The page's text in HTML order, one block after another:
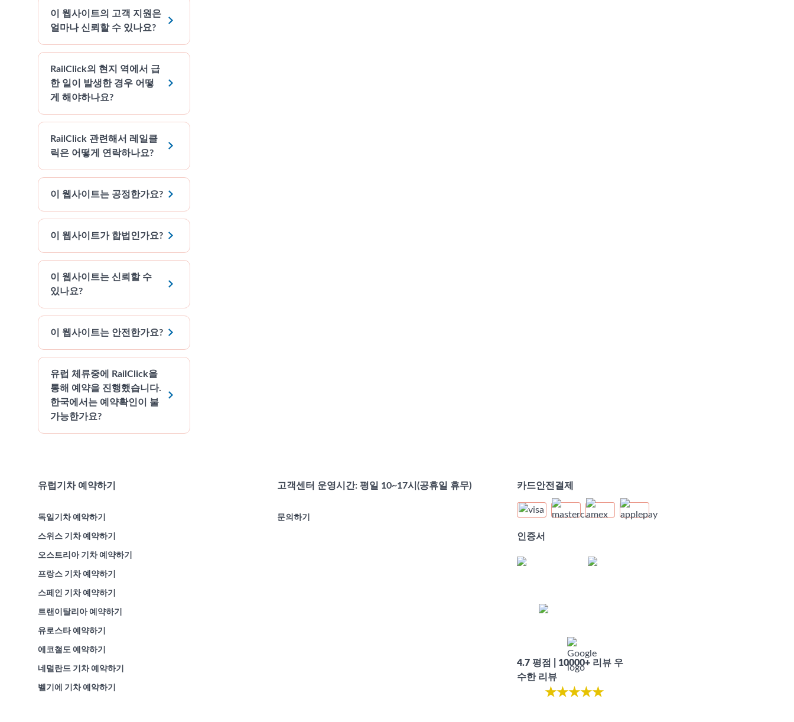
이 웹사이트의 고객 지원은
얼마나 신뢰할 수 있나요?

RailClick의 현지 역에서 급
한 일이 발생한 경우 어떻
게 해야하나요?

RailClick 관련해서 레일클
릭은 어떻게 연락하나요?

이 웹사이트는 공정한가요? 
이 웹사이트가 합법인가요? 
이 웹사이트는 신뢰할 수
있나요?

이 웹사이트는 안전한가요? 
유럽 체류중에 RailClick을
통해 예약을 진행했습니다.
한국에서는 예약확인이 불
가능한가요?

유럽기차 예약하기
독일기차 예약하기
스위스 기차 예약하기
오스트리아 기차 예약하기
프랑스 기차 예약하기
스페인 기차 예약하기
트랜이탈리아 예약하기
유로스타 예약하기
에코철도 예약하기
네덜란드 기차 예약하기
벨기에 기차 예약하기
고객센터 운영시간: 평일 10~17시(공휴일 휴무)
문의하기
카드안전결제
인증서
4.7 평점 | 10000+ 리뷰 우
수한 리뷰
★★★★★